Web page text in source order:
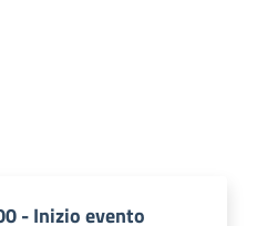
- Inizio evento